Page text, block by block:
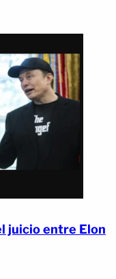
juicio entre Elon